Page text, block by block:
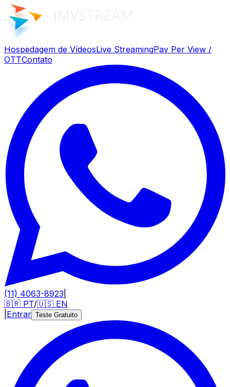
Hospedagem de VídeosLive StreamingPay Per View /
OTTContato
(11) 4063-8923
🇧🇷 PT/🇺🇸 EN
Entrar Teste Gratuito